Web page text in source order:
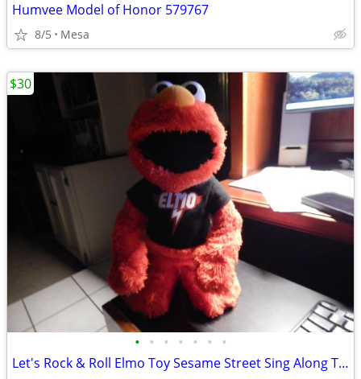
Humvee Model of Honor 579767
8/5 Mesa
• • • • • • •
Let's Rock & Roll Elmo Toy Sesame Street Sing Along Talking
$30